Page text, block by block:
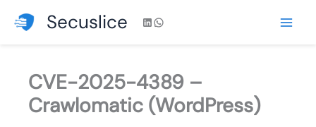
Secuslice LinkedIn
WhatsApp
CVE-2025-4389 –
Crawlomatic (WordPress)